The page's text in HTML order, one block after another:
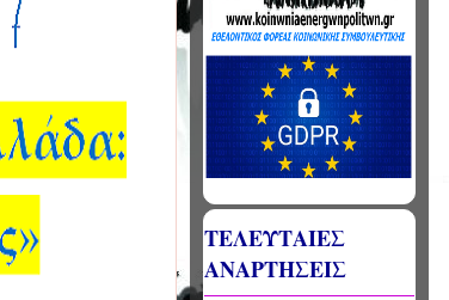
ΤΕΛΕΥΤΑΙΕΣ
ΑΝΑΡΤΗΣΕΙΣ